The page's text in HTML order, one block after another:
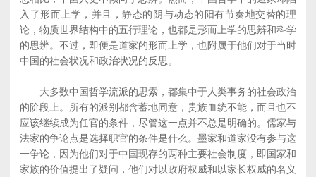
入了形而上学，并且，静态的阴与动态的阳有节奏地交替的理
论，物质世界结构中的五行理论，也都是形而上学的思辨和科学
的思辨。不过，即便是道家的形而上学，也附属于他们对于当时
中国的社会状况和政治状况的反思。
大多数中国哲学流派的思索，都集中于人类事务的社会政治
的阶段上。所有的派别都含蓄地同意，贵族血统不能，而且也不
应该继续成为任官的条件，尽管这一点并不总是明确的。儒家与
法家的争论点是选择职官的条件是什么。墨家和道家没有参与这
一争论，因为他们对于中国现存的两种主要社会制度，即国家和
家族的价值提出了疑问，他们对以政府权威和以家长权威的名义